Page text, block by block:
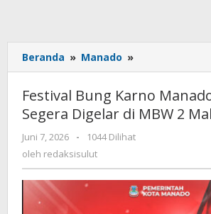
Beranda » Manado »
Bung
Manado
2026
2
Malalayang
Festival Bung Karno
Segera Digelar di MBW 2
Juni 7, 2026
oleh
redaksisulut
-
1044 Dilihat
oleh redaksisulut